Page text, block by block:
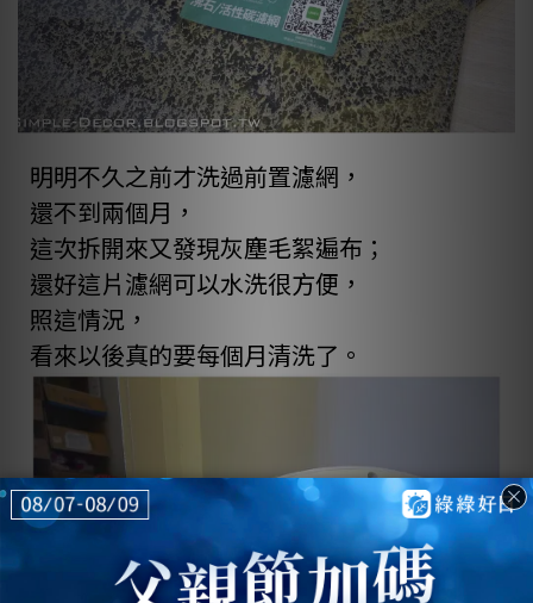
明明不久之前才洗過前置濾網，
還不到兩個月，
這次拆開來又發現灰塵毛絮遍布；
還好這片濾網可以水洗很方便，
照這情況，
看來以後真的要每個月清洗了。